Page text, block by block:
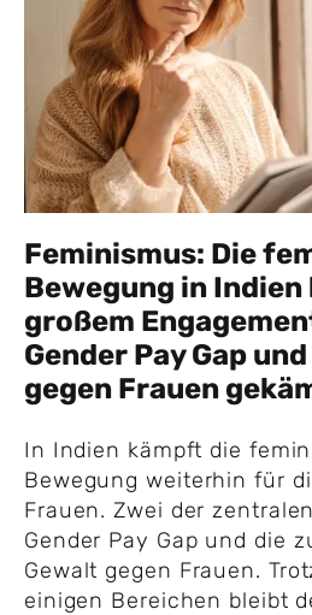
Feminismus: Die
Bewegung in
großem
Gender Pay Gap
gegen Frauen
In Indien kämpft die
Bewegung weiterhin für
Frauen. Zwei der
Gender Pay Gap und die
Gewalt gegen Frauen.
einigen Bereichen bleibt